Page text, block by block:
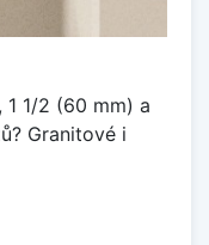
1/2 (60 mm) a
Granitové i